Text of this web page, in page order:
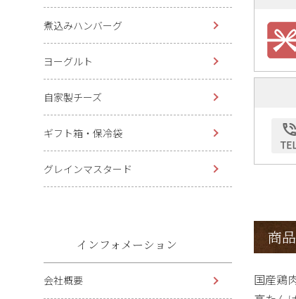
煮込みハンバーグ
ヨーグルト
自家製チーズ
ギフト箱・保冷袋
グレインマスタード
インフォメーション
会社概要
商
国産鶏